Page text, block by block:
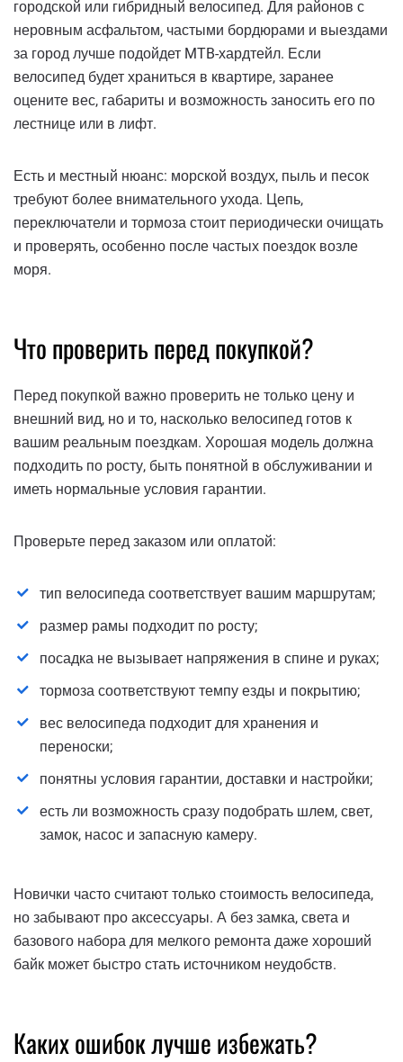
городской или гибридный велосипед. Для районов с
неровным асфальтом, частыми бордюрами и выездами
за город лучше подойдет MTB-хардтейл. Если
велосипед будет храниться в квартире, заранее
оцените вес, габариты и возможность заносить его по
лестнице или в лифт.
Есть и местный нюанс: морской воздух, пыль и песок
требуют более внимательного ухода. Цепь,
переключатели и тормоза стоит периодически очищать
и проверять, особенно после частых поездок возле
моря.
Что проверить перед покупкой?
Перед покупкой важно проверить не только цену и
внешний вид, но и то, насколько велосипед готов к
вашим реальным поездкам. Хорошая модель должна
подходить по росту, быть понятной в обслуживании и
иметь нормальные условия гарантии.
Проверьте перед заказом или оплатой:
тип велосипеда соответствует вашим маршрутам;
размер рамы подходит по росту;
посадка не вызывает напряжения в спине и руках;
тормоза соответствуют темпу езды и покрытию;
вес велосипеда подходит для хранения и
переноски;
понятны условия гарантии, доставки и настройки;
есть ли возможность сразу подобрать шлем, свет,
замок, насос и запасную камеру.
Новички часто считают только стоимость велосипеда,
но забывают про аксессуары. А без замка, света и
базового набора для мелкого ремонта даже хороший
байк может быстро стать источником неудобств.
Каких ошибок лучше избежать?